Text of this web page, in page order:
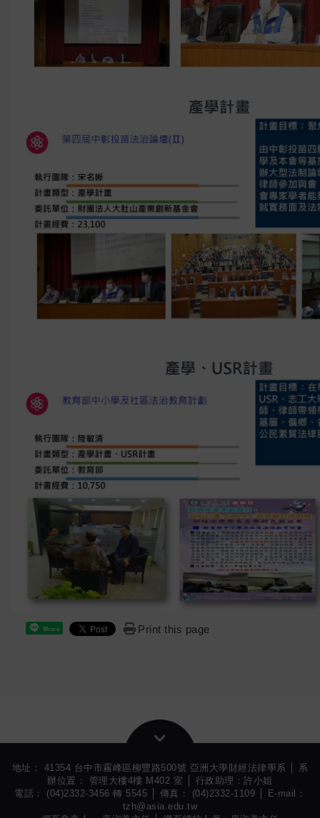
Share Print this page
地址： 41354 台中市霧峰區柳豐路500號 亞洲大學財經法律學系 │ 系
辦位置： 管理大樓4樓 M402 室 │ 行政助理：許小姐
電話： (04)2332-3456 轉 5545 │ 傳真： (04)2332-1109 │ E-mail：
tzh@asia.edu.tw